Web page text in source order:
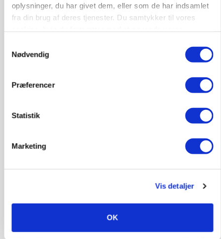
oplysninger, du har givet dem, eller som de har indsamlet
fra din brug af deres tjenester. Du samtykker til vores
Nødvendig
Præferencer
Statistik
Marketing
Vis detaljer
OK
Medarbejdere til griseproduktion
Kalvepasser til ejendom i udvikling søges